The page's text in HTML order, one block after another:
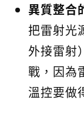
異質整合
把雷射光
外接雷射
戰，因為
溫控要做